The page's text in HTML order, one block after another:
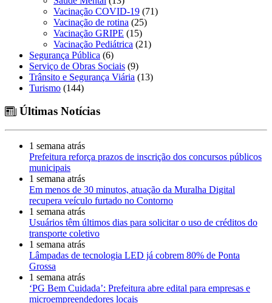
Vacinação COVID-19 (71)
Vacinação de rotina (25)
Vacinação GRIPE (15)
Vacinação Pediátrica (21)
Segurança Pública (6)
Serviço de Obras Sociais (9)
Trânsito e Segurança Viária (13)
Turismo (144)
Últimas Notícias
1 semana atrás
Prefeitura reforça prazos de inscrição dos concursos públicos
municipais
1 semana atrás
Em menos de 30 minutos, atuação da Muralha Digital
recupera veículo furtado no Contorno
1 semana atrás
Usuários têm últimos dias para solicitar o uso de créditos do
transporte coletivo
1 semana atrás
Lâmpadas de tecnologia LED já cobrem 80% de Ponta
Grossa
1 semana atrás
‘PG Bem Cuidada’: Prefeitura abre edital para empresas e
microempreendedores locais